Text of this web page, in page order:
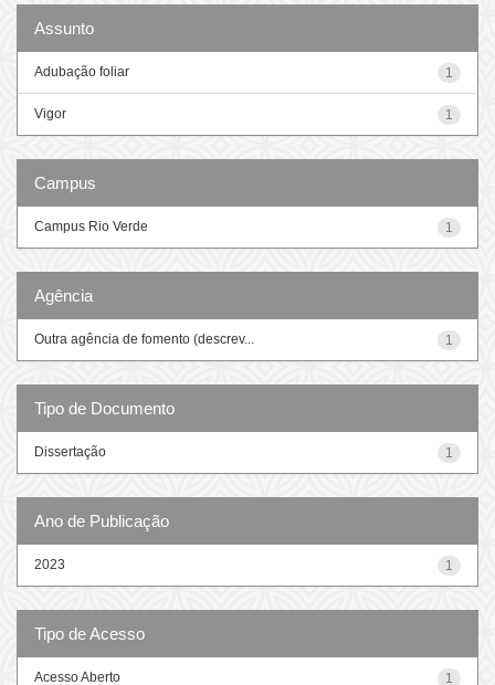
Assunto
1
Adubação foliar
1
Vigor
Campus
1
Campus Rio Verde
Agência
1
Outra agência de fomento (descrev...
Tipo de Documento
1
Dissertação
Ano de Publicação
1
2023
Tipo de Acesso
1
Acesso Aberto